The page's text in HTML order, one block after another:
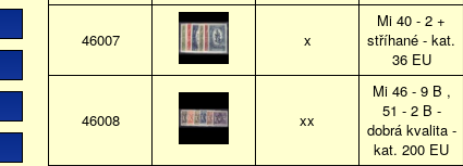
46007 x
Mi 40 - 2 +
stříhané - kat.
36 EU
46008 xx
Mi 46 - 9 B ,
51 - 2 B -
dobrá kvalita -
kat. 200 EU